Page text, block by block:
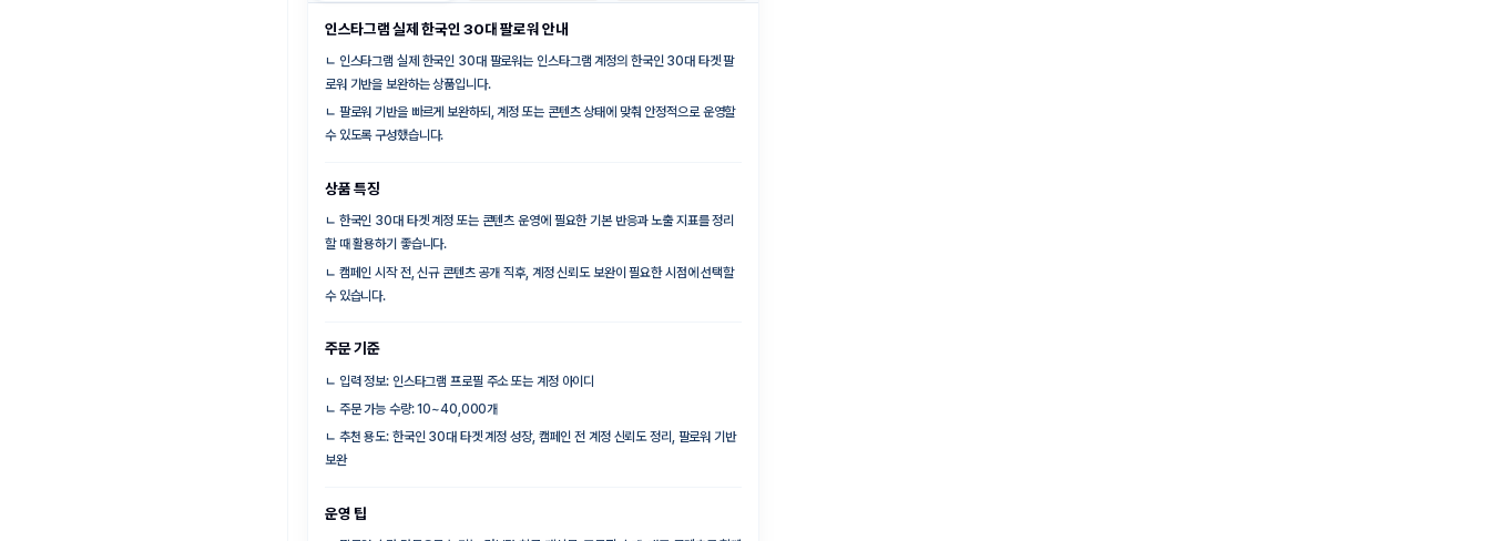
인스타그램 실제 한국인 30대 팔로워 안내
ㄴ 인스타그램 실제 한국인 30대 팔로워는 인스타그램 계정의 한국인 30대 타겟 팔
로워 기반을 보완하는 상품입니다.
ㄴ 팔로워 기반을 빠르게 보완하되, 계정 또는 콘텐츠 상태에 맞춰 안정적으로 운영할
수 있도록 구성했습니다.
상품 특징
ㄴ 한국인 30대 타겟 계정 또는 콘텐츠 운영에 필요한 기본 반응과 노출 지표를 정리
할 때 활용하기 좋습니다.
ㄴ 캠페인 시작 전, 신규 콘텐츠 공개 직후, 계정 신뢰도 보완이 필요한 시점에 선택할
수 있습니다.
주문 기준
ㄴ 입력 정보: 인스타그램 프로필 주소 또는 계정 아이디
ㄴ 주문 가능 수량: 10~40,000개
ㄴ 추천 용도: 한국인 30대 타겟 계정 성장, 캠페인 전 계정 신뢰도 정리, 팔로워 기반
보완
운영 팁